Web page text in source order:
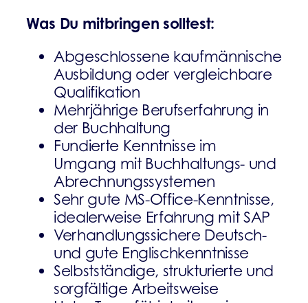
Was Du mitbringen solltest:
Abgeschlossene kaufmännische
Ausbildung oder vergleichbare
Qualifikation
Mehrjährige Berufserfahrung in
der Buchhaltung
Fundierte Kenntnisse im
Umgang mit Buchhaltungs- und
Abrechnungssystemen
Sehr gute MS-Office-Kenntnisse,
idealerweise Erfahrung mit SAP
Verhandlungssichere Deutsch-
und gute Englischkenntnisse
Selbstständige, strukturierte und
sorgfältige Arbeitsweise